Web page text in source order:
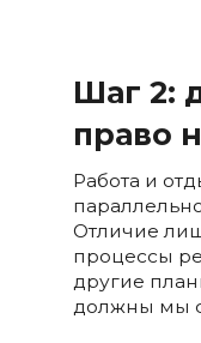
Шаг 2:
право
Работа и
Отличие
процессы
другие
должны мы